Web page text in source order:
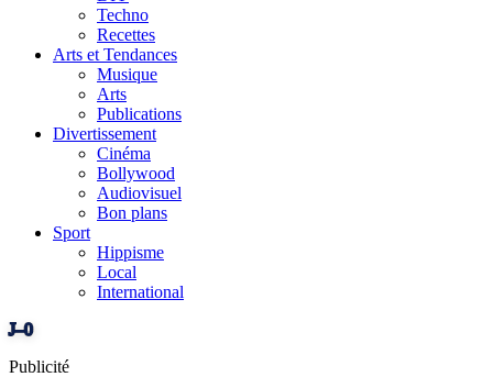
Techno
Recettes
Arts et Tendances
Musique
Arts
Publications
Divertissement
Cinéma
Bollywood
Audiovisuel
Bon plans
Sport
Hippisme
Local
International
J–0
Publicité